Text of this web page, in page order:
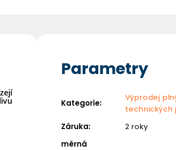
Parametry
Kategorie:
Výprodej
technických
Záruka:
2 roky
měrná